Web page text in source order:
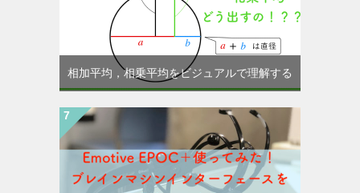
相加平均，相乗平均をビジュアルで理解する